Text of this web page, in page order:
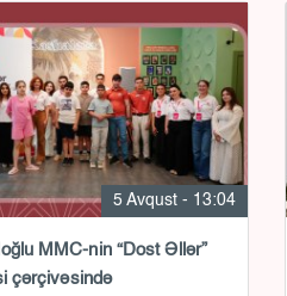
5 Avqust - 13:04
MMC-nin “Dost Əllər”
çərçivəsində